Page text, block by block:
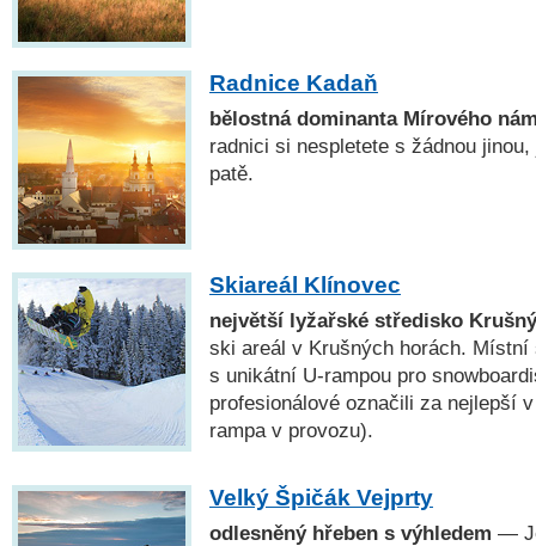
Radnice Kadaň
bělostná dominanta Mírového
radnici si nespletete s žádnou
patě.
Skiareál Klínovec
největší lyžařské středisko
ski areál v Krušných horách. Místní
s unikátní U-rampou pro
profesionálové označili za nejlepší
rampa v provozu).
Velký Špičák Vejprty
odlesněný hřeben s výhledem —